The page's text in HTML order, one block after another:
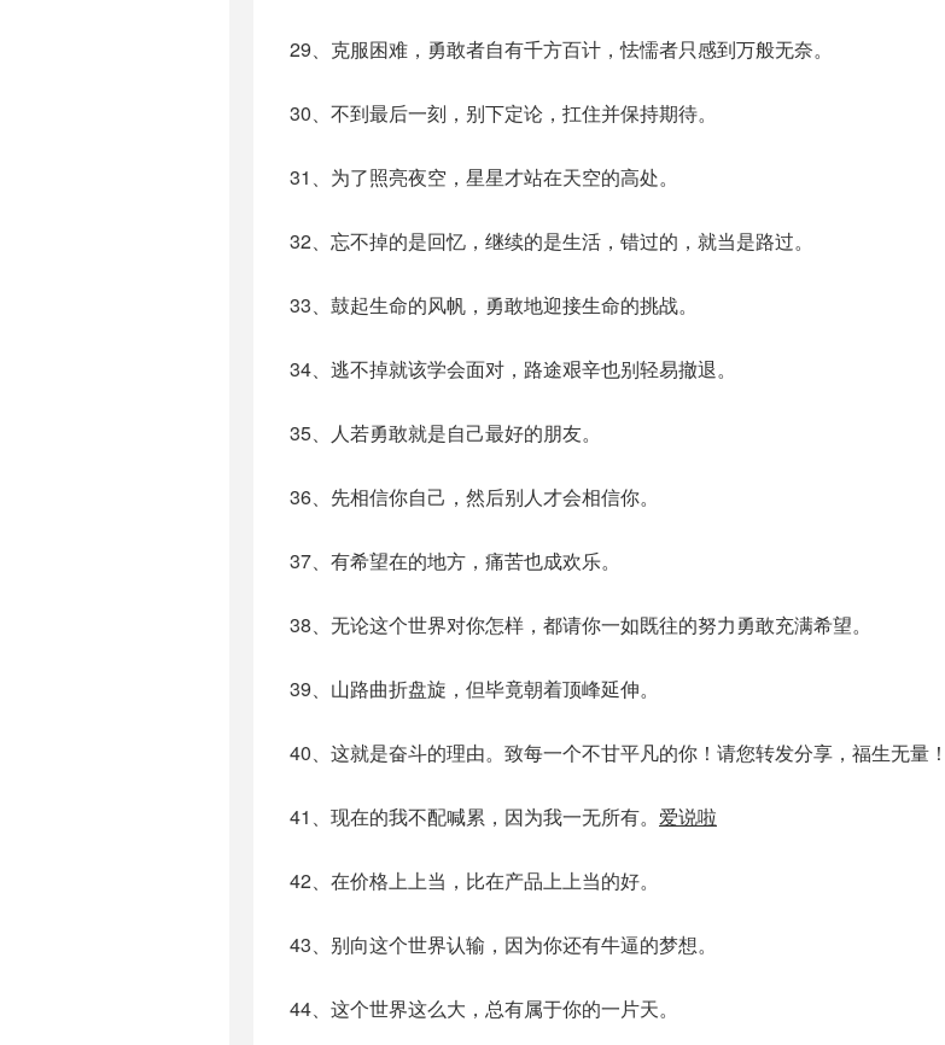
29、克服困难，勇敢者自有千方百计，怯懦者只感到万般无奈。
30、不到最后一刻，别下定论，扛住并保持期待。
31、为了照亮夜空，星星才站在天空的高处。
32、忘不掉的是回忆，继续的是生活，错过的，就当是路过。
33、鼓起生命的风帆，勇敢地迎接生命的挑战。
34、逃不掉就该学会面对，路途艰辛也别轻易撤退。
35、人若勇敢就是自己最好的朋友。
36、先相信你自己，然后别人才会相信你。
37、有希望在的地方，痛苦也成欢乐。
38、无论这个世界对你怎样，都请你一如既往的努力勇敢充满希望。
39、山路曲折盘旋，但毕竟朝着顶峰延伸。
40、这就是奋斗的理由。致每一个不甘平凡的你！请您转发分享，福生无量！
41、现在的我不配喊累，因为我一无所有。 爱说啦
42、在价格上上当，比在产品上上当的好。
43、别向这个世界认输，因为你还有牛逼的梦想。
44、这个世界这么大，总有属于你的一片天。